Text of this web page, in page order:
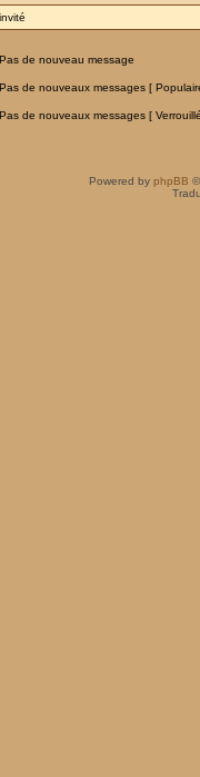
Pas de nouveau message
Pas de nouveaux messages [
Pas de nouveaux messages [
Powered by phpBB